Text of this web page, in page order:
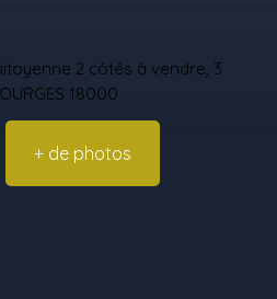
+ de photos